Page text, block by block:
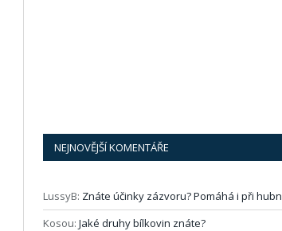
NEJNOVĚJŠÍ KOMENTÁŘE
LussyB: Znáte účinky zázvoru? Pomáhá i při
Kosou: Jaké druhy bílkovin znáte?